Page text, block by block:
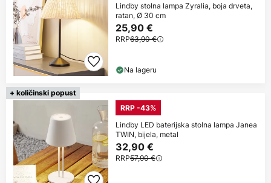
Lindby stolna lampa Zyralia, boja drveta,
ratan, Ø 30 cm
25,90 €
RRP63,90 €
Na lageru
+ količinski popust
RRP -43%
Lindby LED baterijska stolna lampa Janea
TWIN, bijela, metal
32,90 €
RRP57,90 €